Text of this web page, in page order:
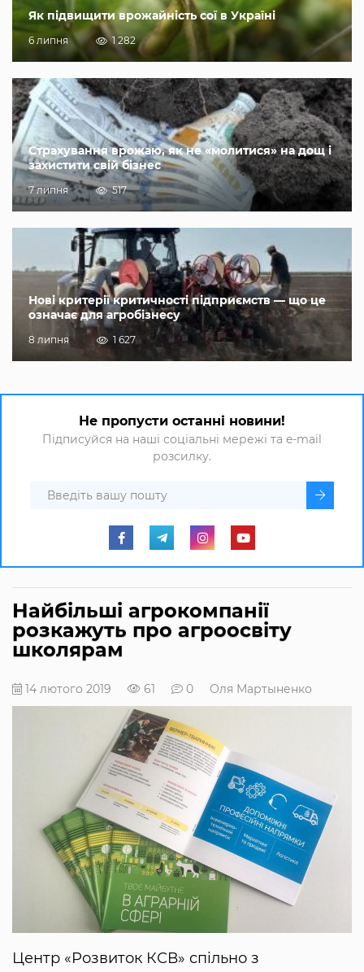
Як підвищити врожайність сої в Україні
6 липня 1 282
Страхування врожаю, як не «молитися» на дощ і
захистити свій бізнес
7 липня 517
Нові критерії критичності підприємств — що це
означає для агробізнесу
8 липня 1 627
Не пропусти останні новини!
Підписуйся на наші соціальні мережі та e-mail
розсилку.
Найбільші агрокомпанії
розкажуть про агроосвіту
школярам
14 лютого 2019 61 0 Оля Мартыненко
Центр «Розвиток КСВ» спільно з